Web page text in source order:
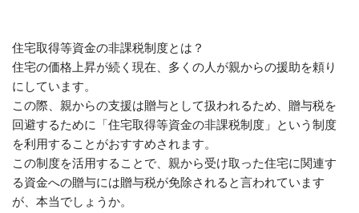
住宅取得等資金の非課税制度とは？
住宅の価格上昇が続く現在、多くの人が親からの援助を頼り
にしています。
この際、親からの支援は贈与として扱われるため、贈与税を
回避するために「住宅取得等資金の非課税制度」という制度
を利用することがおすすめされます。
この制度を活用することで、親から受け取った住宅に関連す
る資金への贈与には贈与税が免除されると言われています
が、本当でしょうか。